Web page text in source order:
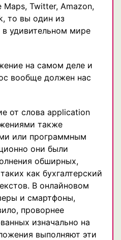
Twitter, Amazon,
то вы один из
удивительном мире
на самом деле и
вообще должен нас
от слова application
также
или программным
они были
обширных,
как бухгалтерский
В онлайновом
и смартфоны,
проворнее
изначально на
выполняют эти